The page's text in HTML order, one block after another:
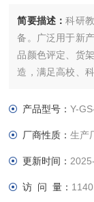
简要描述：科研
备。广泛用于新
品颜色评定、货
造，满足高校、
产品型号：Y-
厂商性质：生产
更新时间：
访 问 量： 1140